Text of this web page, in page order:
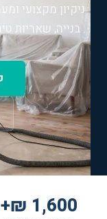
ניקיון מקצועי
בנייה, שאריות
1,600 ₪+